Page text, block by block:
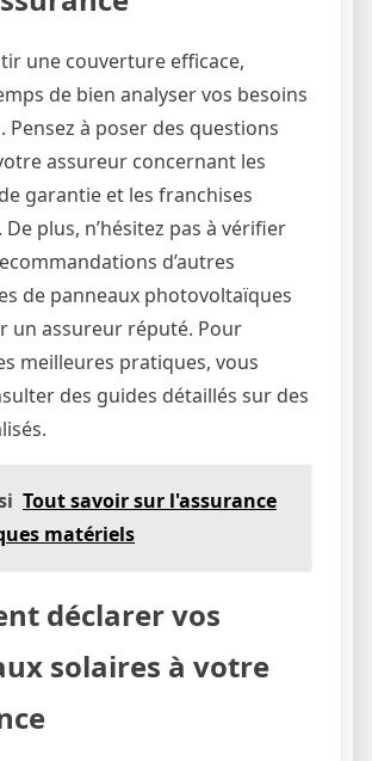
une couverture efficace,
de bien analyser vos besoins
Pensez à poser des questions
assureur concernant les
garantie et les franchises
plus, n’hésitez pas à vérifier
d’autres
de panneaux photovoltaïques
un assureur réputé. Pour
meilleures pratiques, vous
des guides détaillés sur des
Tout savoir sur l'assurance
matériels
déclarer vos
solaires à votre